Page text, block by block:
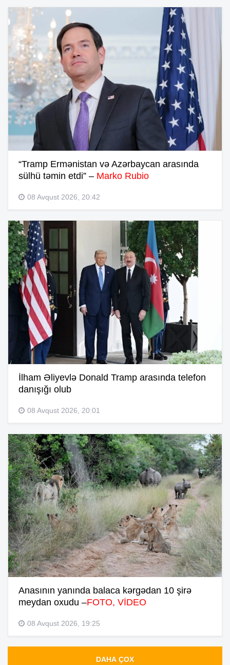
“Tramp Ermənistan və Azərbaycan arasında
sülhü təmin etdi” – Marko Rubio
08 Avqust 2026, 20:42
İlham Əliyevlə Donald Tramp arasında telefon
danışığı olub
08 Avqust 2026, 20:01
Anasının yanında balaca kərgədan 10 şirə
meydan oxudu –FOTO, VİDEO
08 Avqust 2026, 19:25
DAHA ÇOX